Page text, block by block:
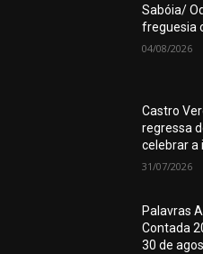
Sabóia/
freguesia
04/08/2026
Castro
regressa
celebrar a
31/07/2026
Palavras
Contada
30 de